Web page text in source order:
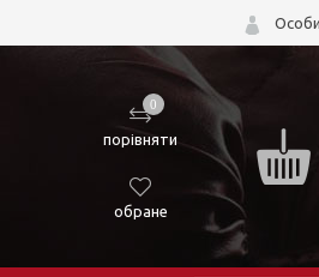
0
порівняти
обране